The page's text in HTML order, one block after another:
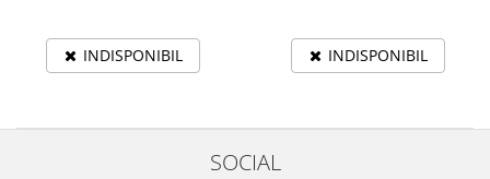
INDISPONIBIL INDISPONIBIL
SOCIAL